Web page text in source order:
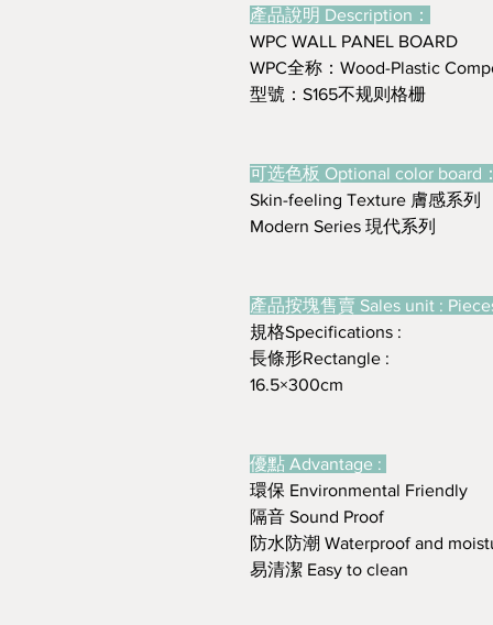
產品說明 Description：
WPC WALL PANEL BOARD
WPC全称：Wood-Plastic
型號：S165不规则格栅
可选色板 Optional color board：
Skin-feeling Texture 膚感系列
Modern Series 現代系列
產品按塊售賣 Sales unit :
規格Specifications :
長條形Rectangle :
16.5×300cm
優點 Advantage :
環保 Environmental Friendly
隔音 Sound Proof
防水防潮 Waterproof and
易清潔 Easy to clean